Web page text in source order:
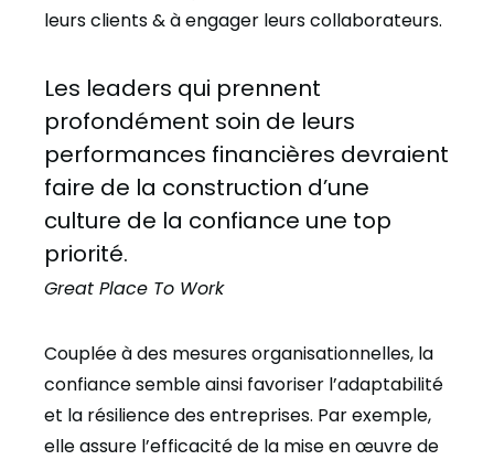
leurs clients & à engager leurs collaborateurs.
Les leaders qui prennent
profondément soin de leurs
performances financières devraient
faire de la construction d’une
culture de la confiance une top
priorité.
Great Place To Work
Couplée à des mesures organisationnelles, la
confiance semble ainsi favoriser l’adaptabilité
et la résilience des entreprises. Par exemple,
elle assure l’efficacité de la mise en œuvre de